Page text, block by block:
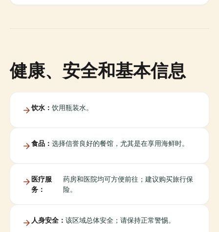
健康、安全和基本信息
饮水： 饮用瓶装水。
食品： 选择信誉良好的餐馆，尤其是在享用海鲜时。
医疗服
务：
药房和医院均可方便前往；建议购买旅行保
险。
人身安全： 该区域总体安全；请保持正常警惕。